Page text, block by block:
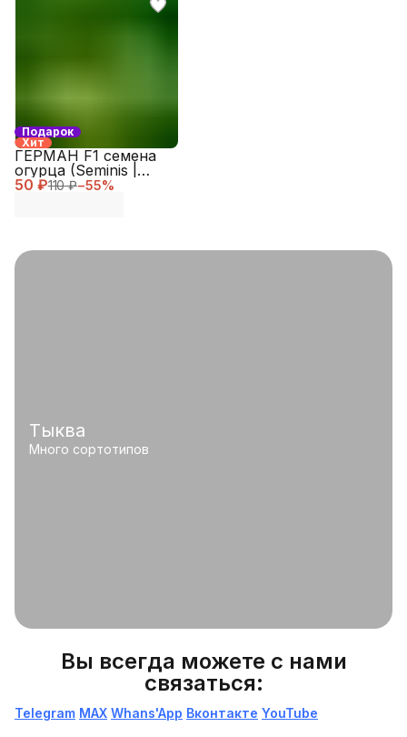
Подарок
Хит
50 ₽110 ₽−55%
ГЕРМАН F1 семена
огурца (Seminis |
Alexagro)
Тыква
Много сортотипов
Вы всегда можете с нами
связаться:
Telegram МАХ Whans'App Вконтакте YouTube